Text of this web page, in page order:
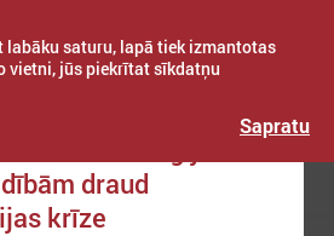
labāku saturu, lapā tiek izmantotas
vietni, jūs piekrītat sīkdatņu
Sapratu
draud
krīze